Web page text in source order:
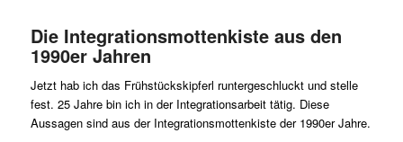
Die Integrationsmottenkiste aus den
1990er Jahren
Jetzt hab ich das Frühstückskipferl runtergeschluckt und stelle
fest. 25 Jahre bin ich in der Integrationsarbeit tätig. Diese
Aussagen sind aus der Integrationsmottenkiste der 1990er Jahre.